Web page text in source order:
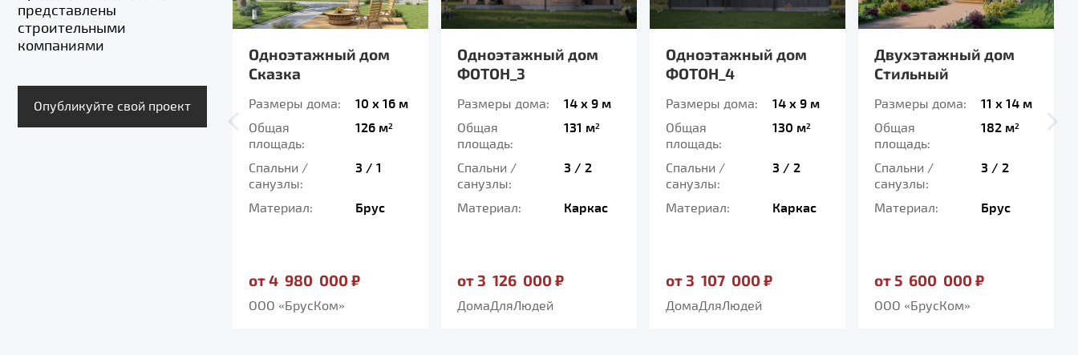
представлены
строительными
компаниями
Опубликуйте свой проект
Одноэтажный дом
Размеры дома:
14 x 8 м
Общая
83 м2
Одноэтажный дом
Сказка
Размеры дома:
10 x 16 м
Общая
площадь:
126 м2
Спальни /
санузлы:
3 / 1
Материал: Брус
от 4 980 000 ₽
ООО «БрусКом»
Одноэтажный дом
ФОТОН_3
Размеры дома:
14 x 9 м
Общая
площадь:
131 м2
Спальни /
санузлы:
3 / 2
Материал: Каркас
от 3 126 000 ₽
ДомаДляЛюдей
Одноэтажный дом
ФОТОН_4
Размеры дома:
14 x 9 м
Общая
площадь:
130 м2
Спальни /
санузлы:
3 / 2
Материал: Каркас
от 3 107 000 ₽
ДомаДляЛюдей
Двухэтажный дом
Стильный
Размеры дома:
11 x 14 м
Общая
площадь:
182 м2
Спальни /
санузлы:
3 / 2
Материал: Брус
от 5 600 000 ₽
ООО «БрусКом»